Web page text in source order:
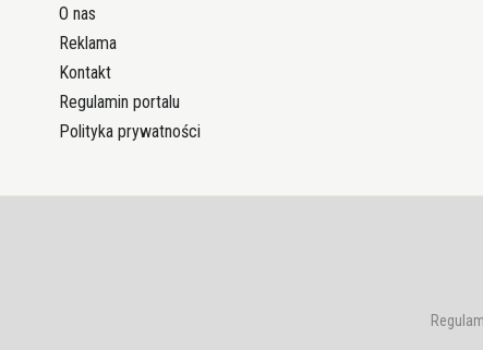
O nas
Reklama
Kontakt
Regulamin portalu
Polityka prywatności